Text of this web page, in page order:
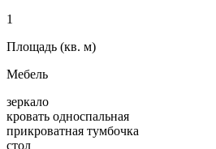
1
Площадь (кв. м)
Мебель
зеркало
кровать односпальная
прикроватная тумбочка
стол